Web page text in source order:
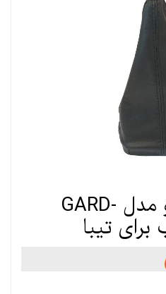
گردگیر دنده خودرو مدل GARD-